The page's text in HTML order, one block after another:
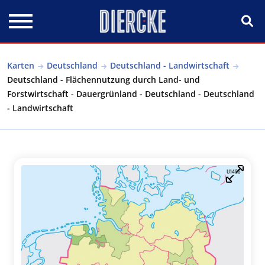
Karten Deutschland
Deutschland - Landwirtschaft
Deutschland - Flächennutzung durch Land- und
Forstwirtschaft - Dauergrünland - Deutschland - Deutschland
- Landwirtschaft